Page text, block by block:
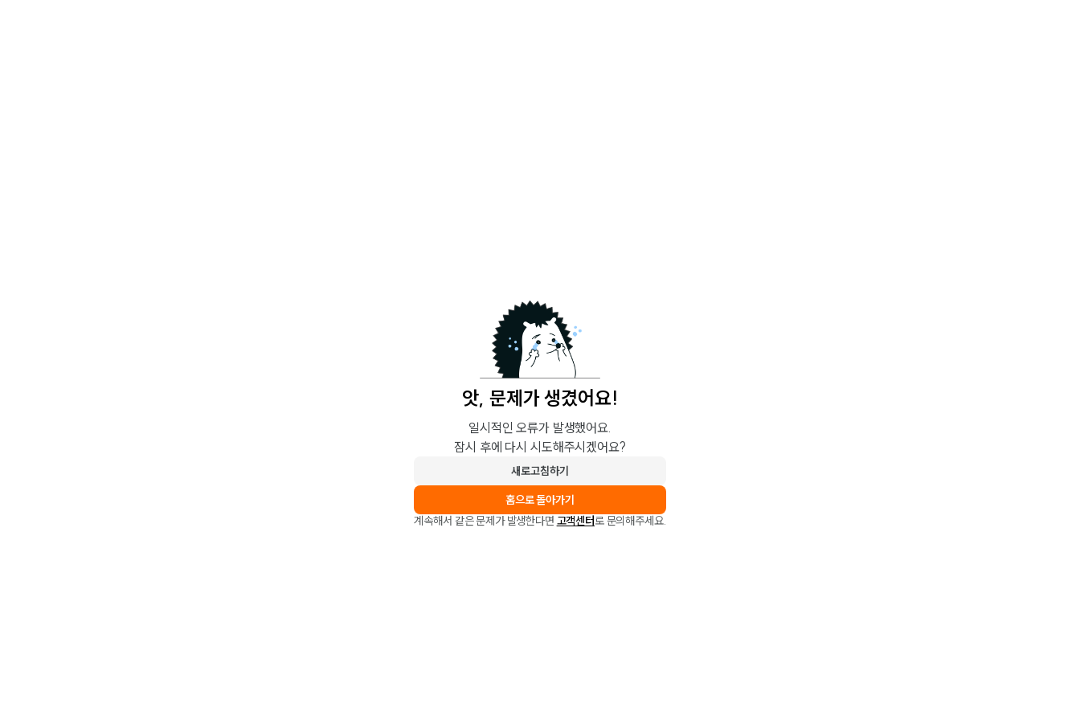
앗, 문제가 생겼어요!
일시적인 오류가 발생했어요.
잠시 후에 다시 시도해주시겠어요?
새로고침하기
홈으로 돌아가기
계속해서 같은 문제가 발생한다면 고객센터로 문의해주세요.